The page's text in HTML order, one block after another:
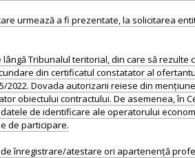
urmează a fi prezentate, la solicitarea
Tribunalul teritorial, din care să
din certificatul constatator al
Dovada autorizarii reiese din
obiectului contractului. De asemenea, în
de identificare ale operatorului
de participare.
înregistrare/atestare ori apartenență